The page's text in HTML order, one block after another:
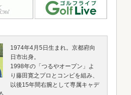
1974年4月5日生まれ。京都府向
日市出身。
1998年の「つるやオープン」よ
り藤田寛之プロとコンビを組み、
以後15年間右腕として専属キャデ